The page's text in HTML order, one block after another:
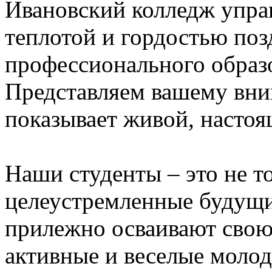
Ивановский колледж
теплотой и гордостью
профессионального
Представляем вашему
показывает живой,
Наши студенты – это не
целеустремленные
прилежно осваивают
активные и веселые